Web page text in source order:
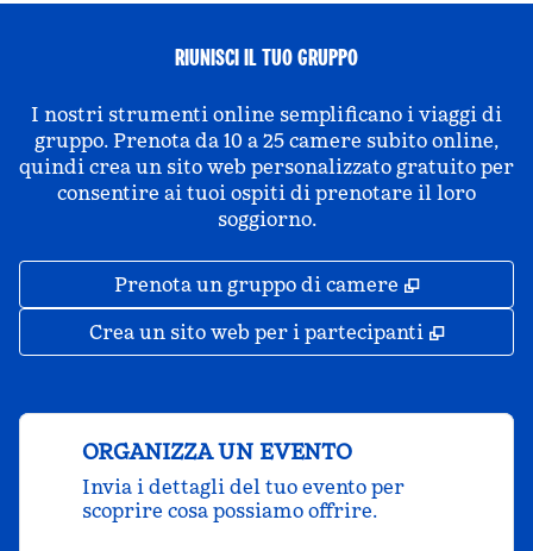
RIUNISCI IL TUO GRUPPO
I nostri strumenti online semplificano i viaggi di
gruppo. Prenota da 10 a 25 camere subito online,
quindi crea un sito web personalizzato gratuito per
consentire ai tuoi ospiti di prenotare il loro
soggiorno.
Prenota un gruppo di camere ,
Crea un sito web per i partecipanti ,
ORGANIZZA UN EVENTO
Invia i dettagli del tuo evento per
scoprire cosa possiamo offrire.